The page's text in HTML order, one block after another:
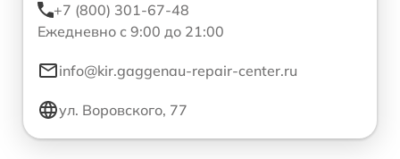
+7 (800) 301-67-48
Ежедневно с 9:00 до 21:00
info@kir.gaggenau-repair-center.ru
ул. Воровского, 77